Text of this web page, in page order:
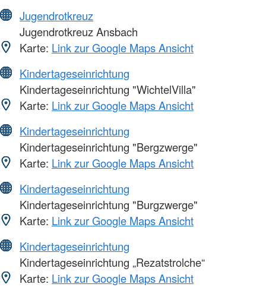
Jugendrotkreuz
Jugendrotkreuz Ansbach
Karte: Link zur Google Maps Ansicht
Kindertageseinrichtung
Kindertageseinrichtung "WichtelVilla"
Karte: Link zur Google Maps Ansicht
Kindertageseinrichtung
Kindertageseinrichtung "Bergzwerge"
Karte: Link zur Google Maps Ansicht
Kindertageseinrichtung
Kindertageseinrichtung "Burgzwerge"
Karte: Link zur Google Maps Ansicht
Kindertageseinrichtung
Kindertageseinrichtung „Rezatstrolche“
Karte: Link zur Google Maps Ansicht